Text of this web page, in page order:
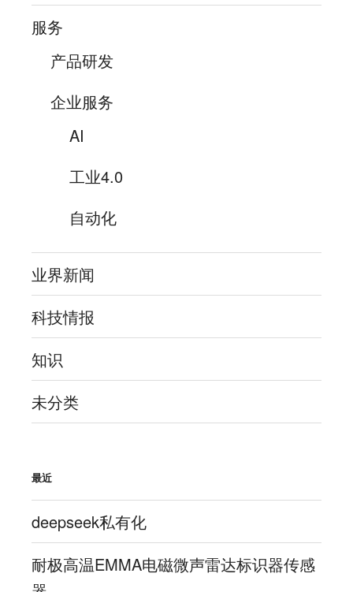
服务
产品研发
企业服务
AI
工业4.0
自动化
业界新闻
科技情报
知识
未分类
最近
deepseek私有化
耐极高温EMMA电磁微声雷达标识器传感